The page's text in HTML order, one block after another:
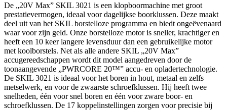
De „20V Max” SKIL 3021 is een klopboormachine met groot
prestatievermogen, ideaal voor dagelijkse boorklussen. Deze maakt
deel uit van het SKIL borstelloze programma en biedt ongeëvenaard
waar voor zijn geld. Onze borstelloze motor is sneller, krachtiger en
heeft een 10 keer langere levensduur dan een gebruikelijke motor
met koolborstels. Net als alle andere SKIL „20V Max”
accugereedschappen wordt dit model aangedreven door de
toonaangevende „PWRCORE 20™” accu- en opladertechnologie.
De SKIL 3021 is ideaal voor het boren in hout, metaal en zelfs
metselwerk, en voor de zwaarste schroefklussen. Hij heeft twee
snelheden, één voor snel boren en één voor zware boor- en
schroefklussen. De 17 koppelinstellingen zorgen voor precisie bij